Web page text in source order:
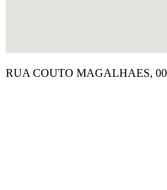
RUA COUTO MAGALHAES,